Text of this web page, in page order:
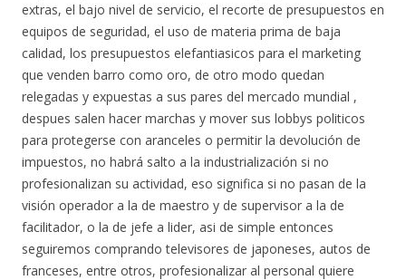
extras, el bajo nivel de servicio, el recorte de presupuestos en
equipos de seguridad, el uso de materia prima de baja
calidad, los presupuestos elefantiasicos para el marketing
que venden barro como oro, de otro modo quedan
relegadas y expuestas a sus pares del mercado mundial ,
despues salen hacer marchas y mover sus lobbys politicos
para protegerse con aranceles o permitir la devolución de
impuestos, no habrá salto a la industrialización si no
profesionalizan su actividad, eso significa si no pasan de la
visión operador a la de maestro y de supervisor a la de
facilitador, o la de jefe a lider, asi de simple entonces
seguiremos comprando televisores de japoneses, autos de
franceses, entre otros, profesionalizar al personal quiere